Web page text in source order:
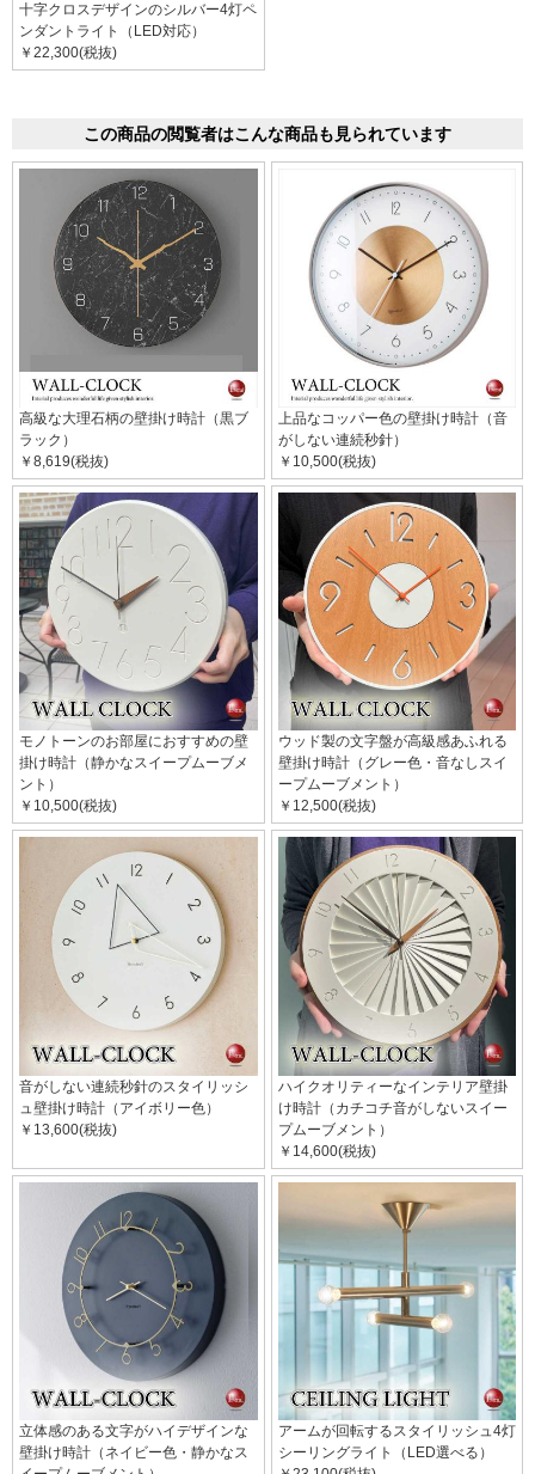
十字クロスデザインのシルバー4灯ペ
ンダントライト（LED対応）
￥22,300(税抜)
この商品の閲覧者はこんな商品も見られています
高級な大理石柄の壁掛け時計（黒ブ
ラック）
￥8,619(税抜)
上品なコッパー色の壁掛け時計（音
がしない連続秒針）
￥10,500(税抜)
モノトーンのお部屋におすすめの壁
掛け時計（静かなスイープムーブメ
ント）
￥10,500(税抜)
ウッド製の文字盤が高級感あふれる
壁掛け時計（グレー色・音なしスイ
ープムーブメント）
￥12,500(税抜)
音がしない連続秒針のスタイリッシ
ュ壁掛け時計（アイボリー色）
￥13,600(税抜)
ハイクオリティーなインテリア壁掛
け時計（カチコチ音がしないスイー
プムーブメント）
￥14,600(税抜)
立体感のある文字がハイデザインな
壁掛け時計（ネイビー色・静かなス
アームが回転するスタイリッシュ4灯
シーリングライト（LED選べる）